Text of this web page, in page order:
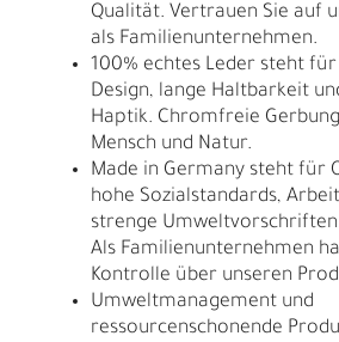
Qualität. Vertrauen Sie auf
als Familienunternehmen.
100% echtes Leder steht
Design, lange Haltbarkeit
Haptik. Chromfreie
Mensch und Natur.
Made in Germany steht für
hohe Sozialstandards,
strenge
Als Familienunternehmen
Kontrolle über unseren
Umweltmanagement und
ressourcenschonende